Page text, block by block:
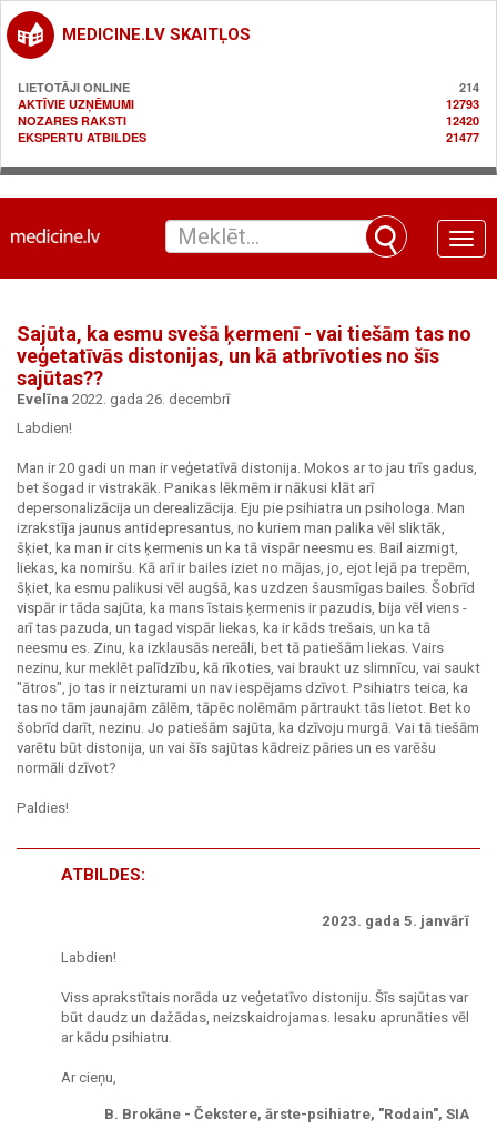
MEDICINE.LV SKAITĻOS
LIETOTĀJI ONLINE
214
AKTĪVIE UZŅĒMUMI
12793
NOZARES RAKSTI
12420
EKSPERTU ATBILDES
21477
Toggle
Sajūta, ka esmu svešā ķermenī - vai tiešām tas no
veģetatīvās distonijas, un kā atbrīvoties no šīs
sajūtas??
Evelīna 2022. gada 26. decembrī
Labdien!
Man ir 20 gadi un man ir veģetatīvā distonija. Mokos ar to jau trīs gadus,
bet šogad ir vistrakāk. Panikas lēkmēm ir nākusi klāt arī
depersonalizācija un derealizācija. Eju pie psihiatra un psihologa. Man
izrakstīja jaunus antidepresantus, no kuriem man palika vēl sliktāk,
šķiet, ka man ir cits ķermenis un ka tā vispār neesmu es. Bail aizmigt,
liekas, ka nomiršu. Kā arī ir bailes iziet no mājas, jo, ejot lejā pa trepēm,
šķiet, ka esmu palikusi vēl augšā, kas uzdzen šausmīgas bailes. Šobrīd
vispār ir tāda sajūta, ka mans īstais ķermenis ir pazudis, bija vēl viens -
arī tas pazuda, un tagad vispār liekas, ka ir kāds trešais, un ka tā
neesmu es. Zinu, ka izklausās nereāli, bet tā patiešām liekas. Vairs
nezinu, kur meklēt palīdzību, kā rīkoties, vai braukt uz slimnīcu, vai saukt
"ātros", jo tas ir neizturami un nav iespējams dzīvot. Psihiatrs teica, ka
tas no tām jaunajām zālēm, tāpēc nolēmām pārtraukt tās lietot. Bet ko
šobrīd darīt, nezinu. Jo patiešām sajūta, ka dzīvoju murgā. Vai tā tiešām
varētu būt distonija, un vai šīs sajūtas kādreiz pāries un es varēšu
normāli dzīvot?
Paldies!
ATBILDES:
2023. gada 5. janvārī
Labdien!
Viss aprakstītais norāda uz veģetatīvo distoniju. Šīs sajūtas var
būt daudz un dažādas, neizskaidrojamas. Iesaku aprunāties vēl
ar kādu psihiatru.
Ar cieņu,
B. Brokāne - Čekstere, ārste-psihiatre, "Rodain", SIA